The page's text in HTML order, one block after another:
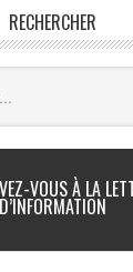
RECHERCHER
VOUS À LA
D’INFORMATION